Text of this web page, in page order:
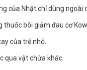
của Nhật chỉ dùng ngoài
thuốc bôi giảm đau cơ
của trẻ nhỏ.
qua vật chứa khác.